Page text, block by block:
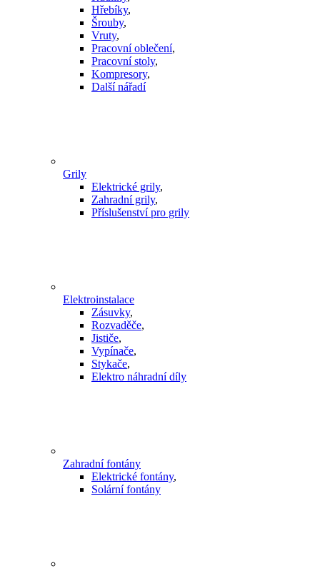
Hřebíky,
Šrouby,
Vruty,
Pracovní oblečení,
Pracovní stoly,
Kompresory,
Další nářadí
Grily
Elektrické grily,
Zahradní grily,
Příslušenství pro grily
Elektroinstalace
Zásuvky,
Rozvaděče,
Jističe,
Vypínače,
Stykače,
Elektro náhradní díly
Zahradní fontány
Elektrické fontány,
Solární fontány